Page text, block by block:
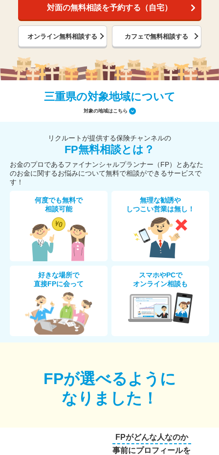
対面の無料相談を予約する（自宅）
オンライン無料相談する カフェで無料相談する
三重県の対象地域について
対象の地域はこちら
リクルートが提供する保険チャンネルの
FP無料相談とは？
お金のプロであるファイナンシャルプランナー（FP）とあなた
のお金に関するお悩みについて無料で相談ができるサービスで
す！
何度でも無料で
相談可能
無理な勧誘や
しつこい営業は無し！
好きな場所で
直接FPに会って
スマホやPCで
オンライン相談も
FPが選べるように
なりました！
FPがどんな人なのか
事前にプロフィールを